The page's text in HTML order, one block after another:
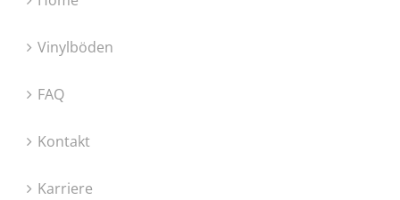
Vinylböden
FAQ
Kontakt
Karriere